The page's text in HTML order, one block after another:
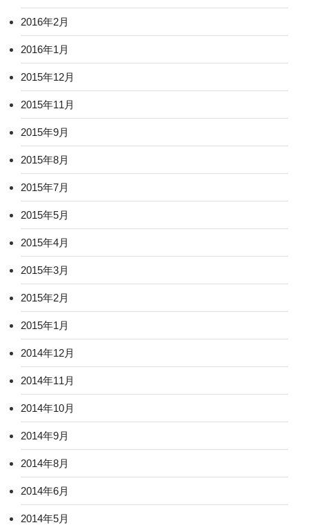
2016年2月
2016年1月
2015年12月
2015年11月
2015年9月
2015年8月
2015年7月
2015年5月
2015年4月
2015年3月
2015年2月
2015年1月
2014年12月
2014年11月
2014年10月
2014年9月
2014年8月
2014年6月
2014年5月